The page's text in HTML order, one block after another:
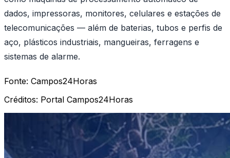
dados, impressoras, monitores, celulares e estações de
telecomunicações — além de baterias, tubos e perfis de
aço, plásticos industriais, mangueiras, ferragens e
sistemas de alarme.
Fonte: Campos24Horas
Créditos: Portal Campos24Horas